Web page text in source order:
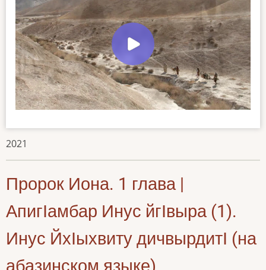
2021
Пророк Иона. 1 глава |
АпигӀамбар Инус йгӀвыра (1).
Инус ЙхӀыхвиту дичвырдитӀ (на